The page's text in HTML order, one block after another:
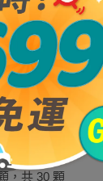
，就受到小女孩
暢銷款！這麼棒
，共 30 顆